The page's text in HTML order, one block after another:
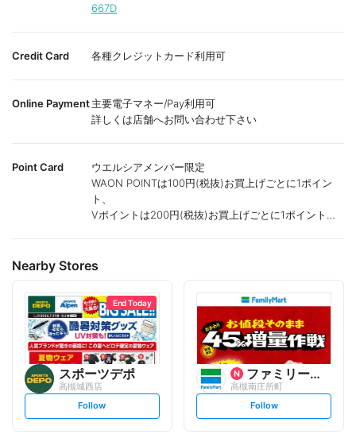
667D
Credit Card 各種クレジットカード利用可
Online Payment主要電子マネー/Pay利用可
詳しくは店舗へお問い合わせ下さい
Point Card
ウエルシアメンバー限定
WAON POINTは100円(税抜)お買上げごとに1ポイン
ト、
Vポイントは200円(税抜)お買上げごとに1ポイント進
Nearby Stores
End Today
スポーツデポ
高槻城西店
s
t
Follow
ファミリーマート
高槻南庄所町
s
t
Follow